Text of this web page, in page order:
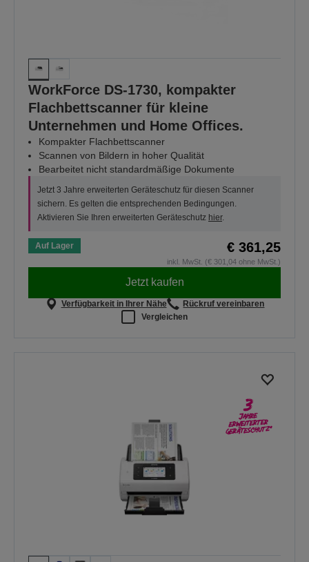
WorkForce DS-1730, kompakter
Flachbettscanner für kleine
Unternehmen und Home Offices.
Kompakter Flachbettscanner
Scannen von Bildern in hoher Qualität
Bearbeitet nicht standardmäßige Dokumente
Jetzt 3 Jahre erweiterten Geräteschutz für diesen Scanner
sichern. Es gelten die entsprechenden Bedingungen.
Aktivieren Sie Ihren erweiterten Geräteschutz hier.
Auf Lager € 361,25
inkl. MwSt. (€ 301,04 ohne MwSt.)
Jetzt kaufen
Verfügbarkeit in Ihrer Nähe
Rückruf vereinbaren
Vergleichen